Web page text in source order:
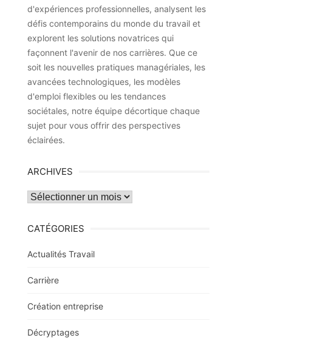
d'expériences professionnelles, analysent les
défis contemporains du monde du travail et
explorent les solutions novatrices qui
façonnent l'avenir de nos carrières. Que ce
soit les nouvelles pratiques managériales, les
avancées technologiques, les modèles
d'emploi flexibles ou les tendances
sociétales, notre équipe décortique chaque
sujet pour vous offrir des perspectives
éclairées.
ARCHIVES
Archives
CATÉGORIES
Actualités Travail
Carrière
Création entreprise
Décryptages